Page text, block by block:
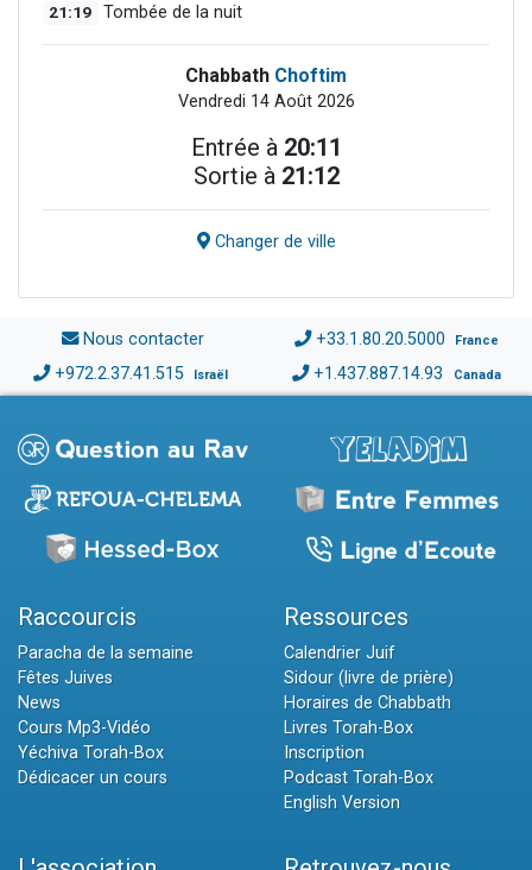
21:19 Tombée de la nuit
Chabbath Choftim
Vendredi 14 Août 2026
Entrée à 20:11
Sortie à 21:12
Changer de ville
Nous contacter +33.1.80.20.5000 France
+972.2.37.41.515 Israël +1.437.887.14.93 Canada
Raccourcis
Paracha de la semaine
Fêtes Juives
News
Cours Mp3-Vidéo
Yéchiva Torah-Box
Dédicacer un cours
Ressources
Calendrier Juif
Sidour (livre de prière)
Horaires de Chabbath
Livres Torah-Box
Inscription
Podcast Torah-Box
English Version